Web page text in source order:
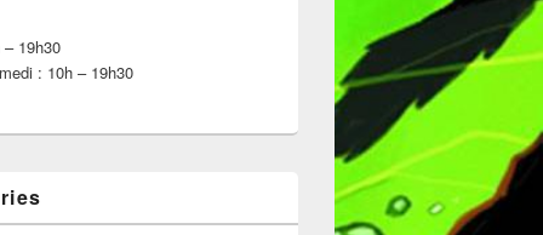
19h30
: 10h – 19h30